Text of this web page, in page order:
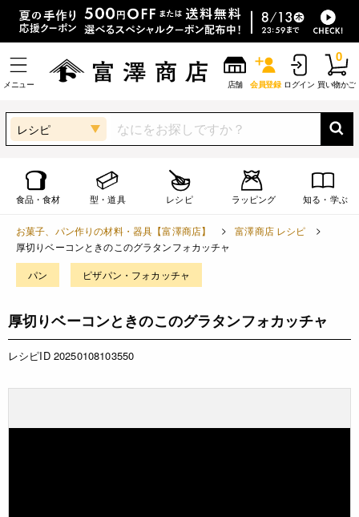
メニュー 店舗 会員登録 ログイン 買い物かご
0
レシピ
食品・食材 型・道具 レシピ ラッピング 知る・学ぶ
お菓子、パン作りの材料・器具【富澤商店】
富澤商店 レシピ
厚切りベーコンときのこのグラタンフォカッチャ
パン ピザパン・フォカッチャ
厚切りベーコンときのこのグラタンフォカッチャ
レシピID 20250108103550